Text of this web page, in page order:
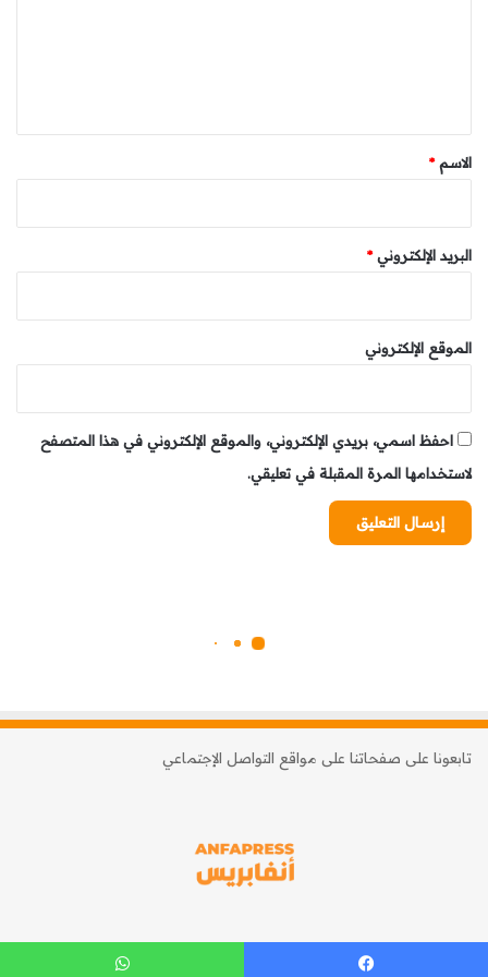
*
الاسم*
البريد الإلكتروني*
الموقع الإلكتروني
احفظ اسمي، بريدي الإلكتروني، والموقع الإلكتروني في هذا المتصفح
لاستخدامها المرة المقبلة في تعليقي.
تابعونا على صفحاتنا على مواقع التواصل الإجتماعي